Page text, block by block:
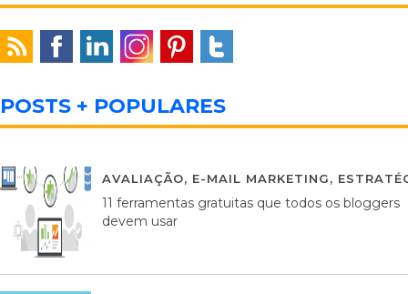
POSTS + POPULARES
AVALIAÇÃO, E-MAIL MARKETING,
11 ferramentas gratuitas que todos os bloggers
devem usar